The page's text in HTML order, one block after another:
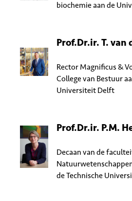
biochemie aan de
Prof.Dr.ir. T. van
Rector Magnificus &
College van Bestuur
Universiteit Delft
Prof.Dr.ir. P.M.
Decaan van de
de Technische